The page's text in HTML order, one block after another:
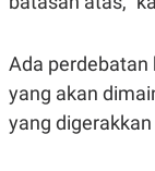
A
E
M
E
T
I
Ada perdebatan
yang akan
yang digerakkan